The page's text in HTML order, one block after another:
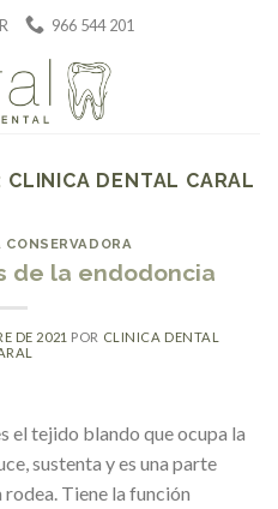
966 544 201
CLINICA DENTAL CARAL
de la endodoncia
DE 2021 POR CLINICA DENTAL
el tejido blando que ocupa la
sustenta y es una parte
Tiene la función